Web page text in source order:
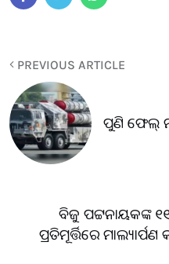
PREVIOUS ARTICLE
ପୁଣି ଫେଲ୍
ବିଜୁ ପଟ୍ଟନାୟକଙ୍କ
ପ୍ରତିମୂର୍ତ୍ତିରେ ମାଲ୍ୟାର୍ପଣ